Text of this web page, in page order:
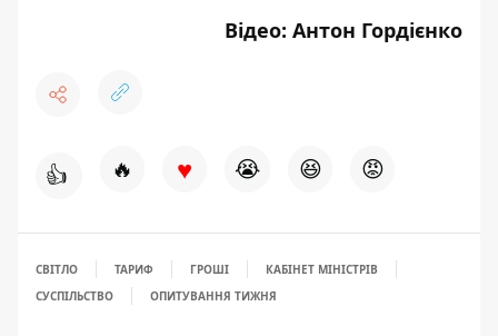
Відео: Антон Гордієнко
👍 🔥 ♥ 😭 😆 😡
СВІТЛО ТАРИФ ГРОШІ
КАБІНЕТ МІНІСТРІВ
СУСПІЛЬСТВО
ОПИТУВАННЯ ТИЖНЯ